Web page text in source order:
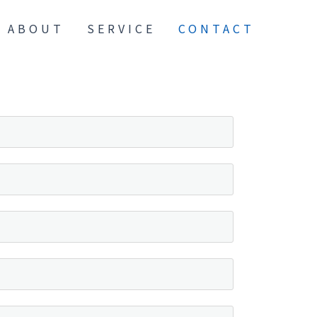
ABOUT SERVICE CONTACT